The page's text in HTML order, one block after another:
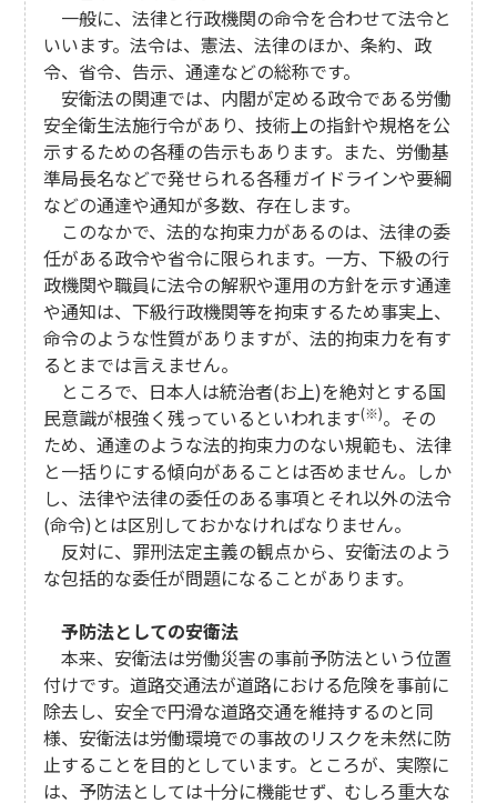
一般に、法律と行政機関の命令を合わせて法令と
いいます。法令は、憲法、法律のほか、条約、政
令、省令、告示、通達などの総称です。
安衛法の関連では、内閣が定める政令である労働
安全衛生法施行令があり、技術上の指針や規格を公
示するための各種の告示もあります。また、労働基
準局長名などで発せられる各種ガイドラインや要綱
などの通達や通知が多数、存在します。
このなかで、法的な拘束力があるのは、法律の委
任がある政令や省令に限られます。一方、下級の行
政機関や職員に法令の解釈や運用の方針を示す通達
や通知は、下級行政機関等を拘束するため事実上、
命令のような性質がありますが、法的拘束力を有す
るとまでは言えません。
ところで、日本人は統治者(お上)を絶対とする国
民意識が根強く残っているといわれます(※)。その
ため、通達のような法的拘束力のない規範も、法律
と一括りにする傾向があることは否めません。しか
し、法律や法律の委任のある事項とそれ以外の法令
(命令)とは区別しておかなければなりません。
反対に、罪刑法定主義の観点から、安衛法のよう
な包括的な委任が問題になることがあります。
予防法としての安衛法
本来、安衛法は労働災害の事前予防法という位置
付けです。道路交通法が道路における危険を事前に
除去し、安全で円滑な道路交通を維持するのと同
様、安衛法は労働環境での事故のリスクを未然に防
止することを目的としています。ところが、実際に
は、予防法としては十分に機能せず、むしろ重大な